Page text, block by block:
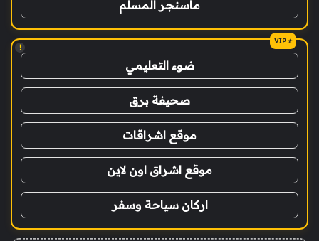
ماسنجر المسلم
!
ضوء التعليمي
صحيفة برق
موقع اشراقات
موقع اشراق اون لاين
اركان سياحة وسفر